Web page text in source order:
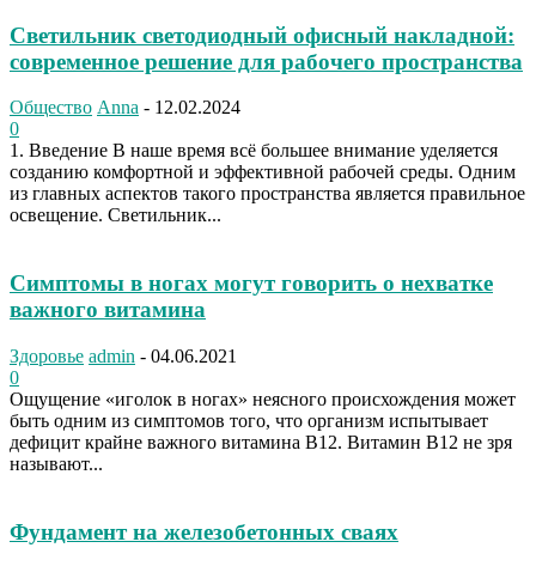
Светильник светодиодный офисный накладной:
современное решение для рабочего пространства
Общество Anna - 12.02.2024
0
1. Введение В наше время всё большее внимание уделяется
созданию комфортной и эффективной рабочей среды. Одним
из главных аспектов такого пространства является правильное
освещение. Светильник...
Симптомы в ногах могут говорить о нехватке
важного витамина
Здоровье admin - 04.06.2021
0
Ощущение «иголок в ногах» неясного происхождения может
быть одним из симптомов того, что организм испытывает
дефицит крайне важного витамина В12. Витамин В12 не зря
называют...
Фундамент на железобетонных сваях